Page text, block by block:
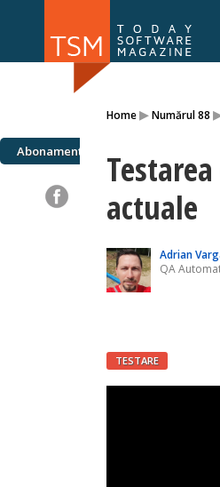
Home▸Numărul 88
Abonamente
actuale
Adrian
QA
TESTARE